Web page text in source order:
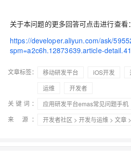
关于本问题的更多回答可点击进行查看：
https://developer.aliyun.com/ask/
spm=a2c6h.12873639.article-
文章标签： 移动研发平台 iOS开发
运维
开发者
关键词：
应用研发平台emas常见问题手机
来 源：
开发者社区 > 开发与运维 > 文章